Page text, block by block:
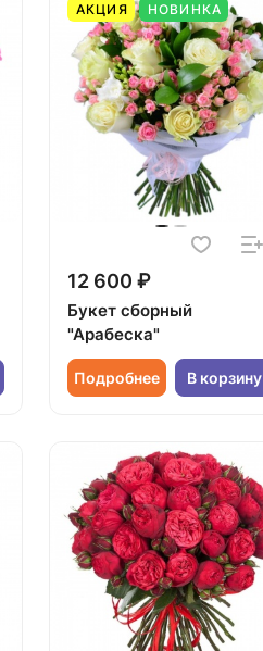
АКЦИЯ НОВИНКА
12 600 ₽
Букет сборный
"Арабеска"
Подробнее В корзину